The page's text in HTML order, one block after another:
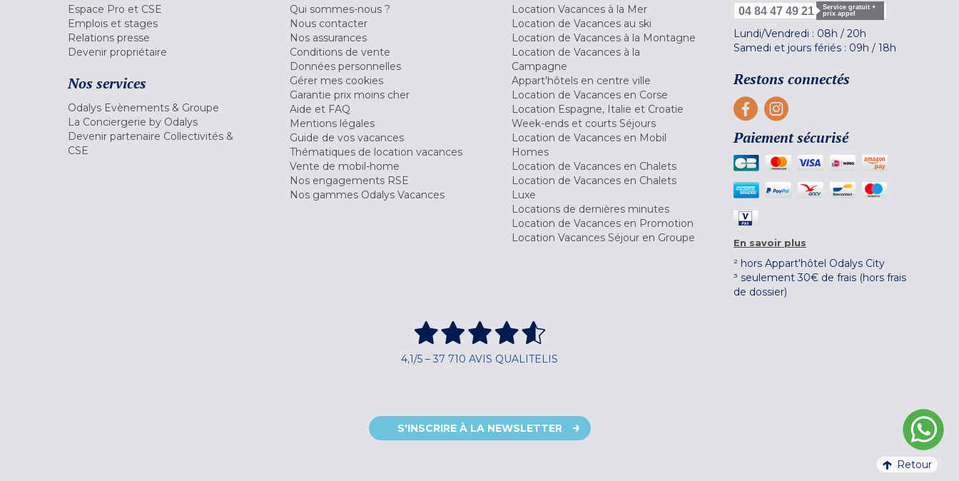
Espace Pro et CSE
Emplois et stages
Relations presse
Devenir propriétaire
Nos services
Odalys Evènements & Groupe
La Conciergerie by Odalys
Devenir partenaire Collectivités &
CSE
Qui sommes-nous ?
Nous contacter
Nos assurances
Conditions de vente
Données personnelles
Gérer mes cookies
Garantie prix moins cher
Aide et FAQ
Mentions légales
Guide de vos vacances
Thématiques de location vacances
Vente de mobil-home
Nos engagements RSE
Nos gammes Odalys Vacances
Location Vacances à la Mer
Location de Vacances au ski
Location de Vacances à la Montagne
Location de Vacances à la
Campagne
Appart'hôtels en centre ville
Location de Vacances en Corse
Location Espagne, Italie et Croatie
Week-ends et courts Séjours
Location de Vacances en Mobil
Homes
Location de Vacances en Chalets
Location de Vacances en Chalets
Luxe
Locations de dernières minutes
Location de Vacances en Promotion
Location Vacances Séjour en Groupe
04 84 47 49 21
Service gratuit +
prix appel
Lundi/Vendredi : 08h / 20h
Samedi et jours fériés : 09h / 18h
Restons connectés
Paiement sécurisé
En savoir plus
² hors Appart'hôtel Odalys City
³ seulement 30€ de frais (hors frais
de dossier)
4,1/5 – 37 710 AVIS QUALITELIS
S'INSCRIRE À LA NEWSLETTER
Retour